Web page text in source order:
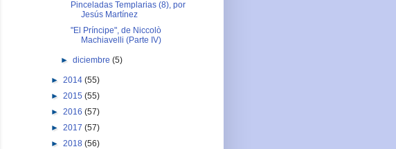
Pinceladas Templarias (8), por
Jesús Martínez
"El Príncipe", de Niccolò
Machiavelli (Parte IV)
► diciembre (5)
► 2014 (55)
► 2015 (55)
► 2016 (57)
► 2017 (57)
► 2018 (56)